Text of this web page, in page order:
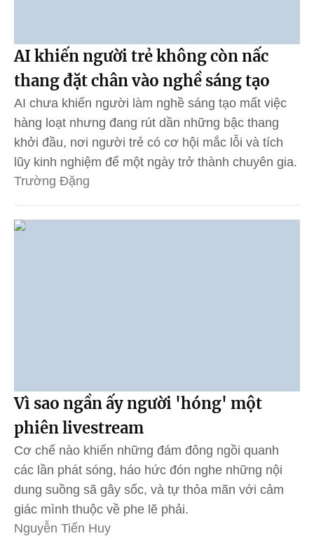
AI khiến người trẻ không còn nấc
thang đặt chân vào nghề sáng tạo
AI chưa khiến người làm nghề sáng tạo mất việc
hàng loạt nhưng đang rút dần những bậc thang
khởi đầu, nơi người trẻ có cơ hội mắc lỗi và tích
lũy kinh nghiệm để một ngày trở thành chuyên gia.
Trường Đặng
Vì sao ngần ấy người 'hóng' một
phiên livestream
Cơ chế nào khiến những đám đông ngồi quanh
các lần phát sóng, háo hức đón nghe những nội
dung suồng sã gây sốc, và tự thỏa mãn với cảm
giác mình thuộc về phe lẽ phải.
Nguyễn Tiến Huy